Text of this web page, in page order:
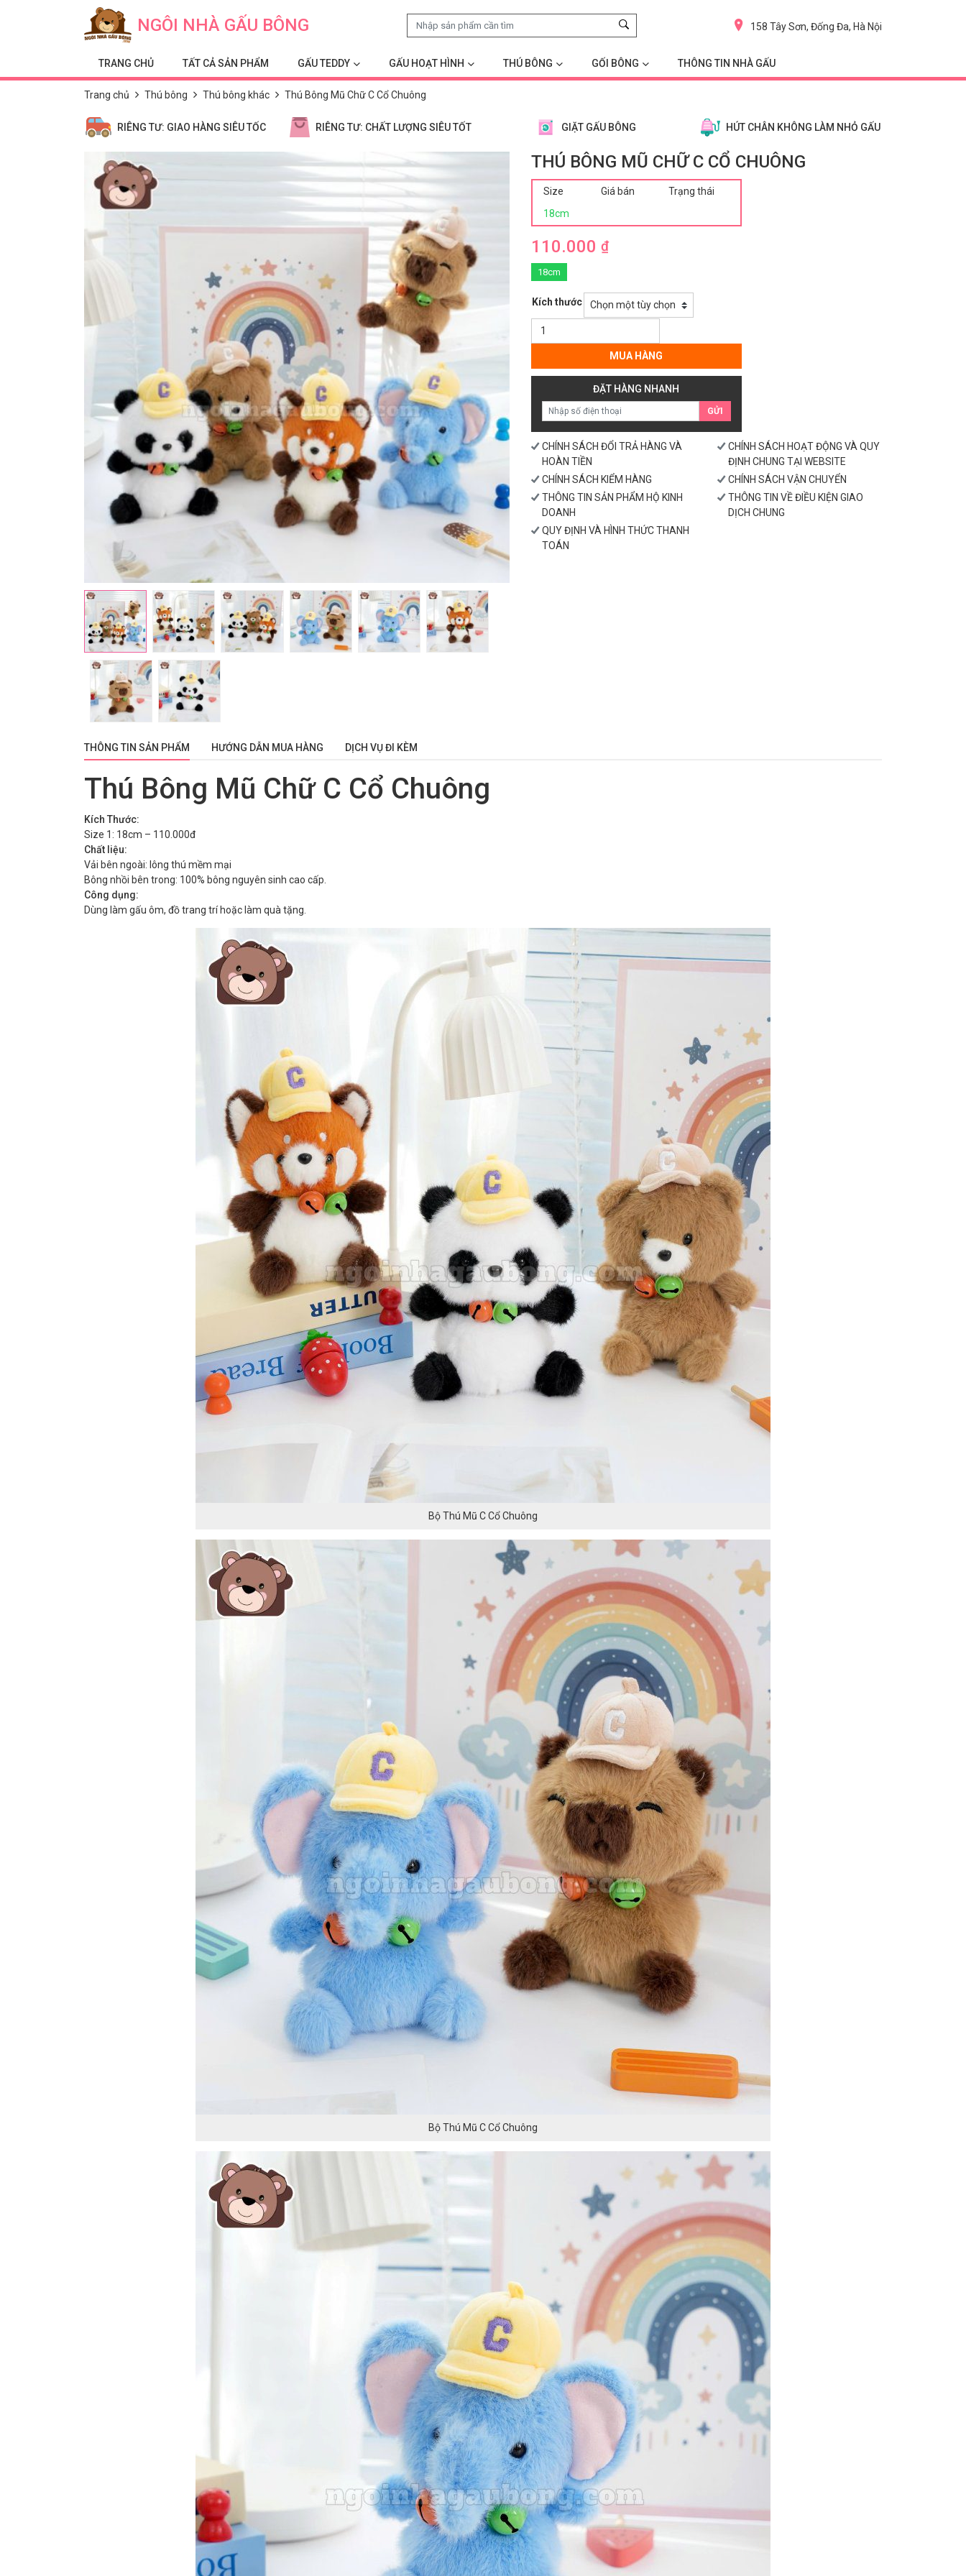
NGÔI NHÀ GẤU BÔNG 158 Tây Sơn, Đống Đa, Hà Nội
TRANG CHỦ TẤT CẢ SẢN PHẨM GẤU TEDDY GẤU HOẠT HÌNH THÚ BÔNG GỐI BÔNG THÔNG TIN NHÀ GẤU
Trang chủ Thú bông Thú bông khác Thú Bông Mũ Chữ C Cổ Chuông
RIÊNG TƯ: GIAO HÀNG SIÊU TỐC RIÊNG TƯ: CHẤT LƯỢNG SIÊU TỐT GIẶT GẤU BÔNG HÚT CHÂN KHÔNG LÀM NHỎ GẤU
THÚ BÔNG MŨ CHỮ C CỔ CHUÔNG
Size Giá bán
Trạng thái
18cm
110.000 ₫
18cm
Kích thước
Thú
Chữ
Cổ
Chuông
số
lượng
MUA HÀNG
ĐẶT HÀNG NHANH
GỬI
CHÍNH SÁCH ĐỔI TRẢ HÀNG VÀ
HOÀN TIỀN
CHÍNH SÁCH HOẠT ĐỘNG VÀ QUY
ĐỊNH CHUNG TẠI WEBSITE
CHÍNH SÁCH KIỂM HÀNG
CHÍNH SÁCH VẬN CHUYỂN
THÔNG TIN SẢN PHẨM HỘ KINH
DOANH
THÔNG TIN VỀ ĐIỀU KIỆN GIAO
DỊCH CHUNG
QUY ĐỊNH VÀ HÌNH THỨC THANH
TOÁN
THÔNG TIN SẢN PHẨM HƯỚNG DẪN MUA HÀNG DỊCH VỤ ĐI KÈM
Thú Bông Mũ Chữ C Cổ Chuông
Kích Thước:
Size 1: 18cm – 110.000đ
Chất liệu:
Vải bên ngoài: lông thú mềm mại
Bông nhồi bên trong: 100% bông nguyên sinh cao cấp.
Công dụng:
Dùng làm gấu ôm, đồ trang trí hoặc làm quà tặng.
Bộ Thú Mũ C Cổ Chuông
Bộ Thú Mũ C Cổ Chuông